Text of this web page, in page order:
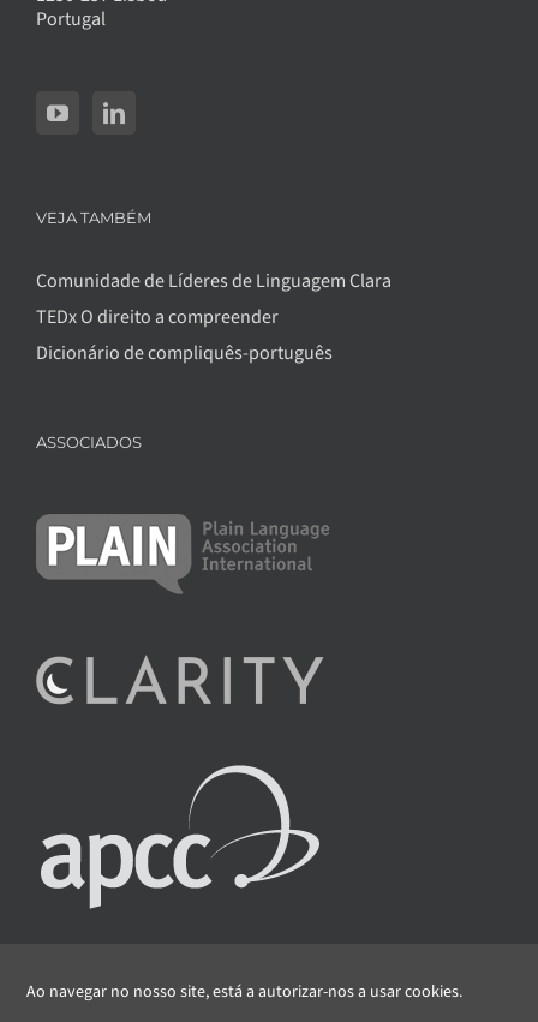
Ao navegar no nosso site, está a autorizar-nos a usar cookies.
Portugal
VEJA TAMBÉM
Comunidade de Líderes de Linguagem Clara
TEDx O direito a compreender
Dicionário de compliquês-português
ASSOCIADOS